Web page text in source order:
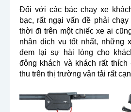
Đối với các bác chạy xe
bạc, rất ngại vấn đề phải
thời đi trên một chiếc xe ai
nhận dịch vụ tốt nhất, những
đem lại sự hài lòng cho
đông khách và khách rất thích
thu trên thị trường vận tải rất